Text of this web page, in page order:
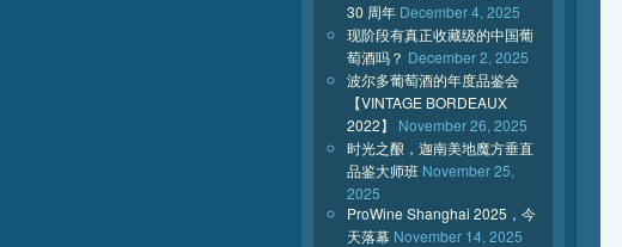
30 周年 December 4, 2025
现阶段有真正收藏级的中国葡
萄酒吗？ December 2, 2025
波尔多葡萄酒的年度品鉴会
【VINTAGE BORDEAUX
2022】
November 26, 2025
时光之酿，迦南美地魔方垂直
品鉴大师班 November 25,
2025
ProWine Shanghai 2025，今
天落幕 November 14, 2025